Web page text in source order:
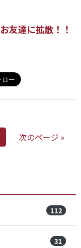
お友達に拡散！！
次のページ »
112
31